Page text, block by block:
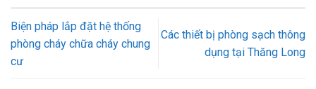
Biện pháp lắp đặt hệ thống
phòng cháy chữa cháy chung
cư
Các thiết bị phòng sạch thông
dụng tại Thăng Long